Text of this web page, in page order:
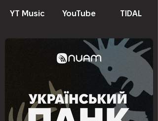
YT Music YouTube TIDAL